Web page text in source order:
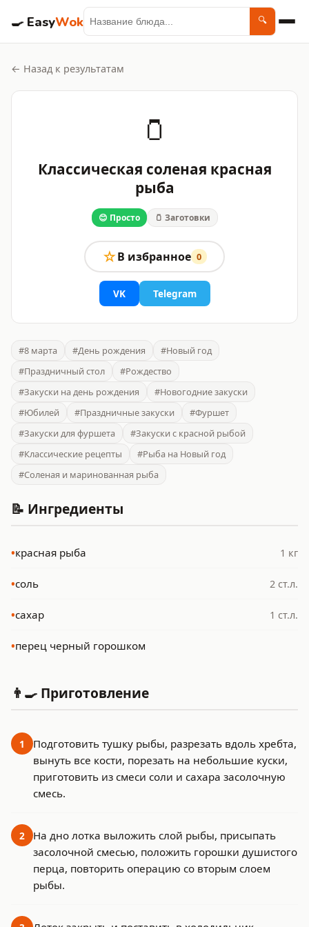
🍳 EasyWok 🔍
← Назад к результатам
🫙
Классическая соленая красная
рыба
😊 Просто 🫙 Заготовки
☆В избранное 0
VK Telegram
#8 марта #День рождения
#Новый год
#Праздничный стол
#Рождество
#Закуски на день рождения
#Новогодние закуски
#Юбилей
#Праздничные закуски
#Фуршет
#Закуски для фуршета
#Закуски с красной рыбой
#Классические рецепты
#Рыба на Новый год
#Соленая и маринованная рыба
📝 Ингредиенты
•красная рыба 1 кг
•соль 2 ст.л.
•сахар 1 ст.л.
•перец черный горошком
👨‍🍳 Приготовление
1
Подготовить тушку рыбы, разрезать вдоль хребта,
вынуть все кости, порезать на небольшие куски,
приготовить из смеси соли и сахара засолочную
смесь.
2
На дно лотка выложить слой рыбы, присыпать
засолочной смесью, положить горошки душистого
перца, повторить операцию со вторым слоем
рыбы.